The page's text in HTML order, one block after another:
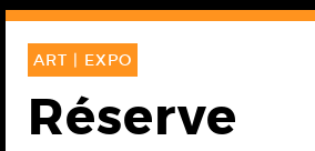
ART | EXPO
Réserve